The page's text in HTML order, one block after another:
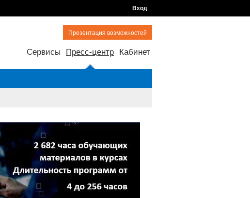
Вход
Презентация возможностей
Сервисы Пресс-центр Кабинет